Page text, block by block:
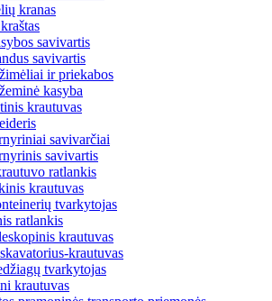
kranas
savivartis
savivartis
ir priekabos
kasyba
krautuvas
savivarčiai
savivartis
ratlankis
krautuvas
tvarkytojas
ratlankis
krautuvas
krautuvas
tvarkytojas
krautuvas